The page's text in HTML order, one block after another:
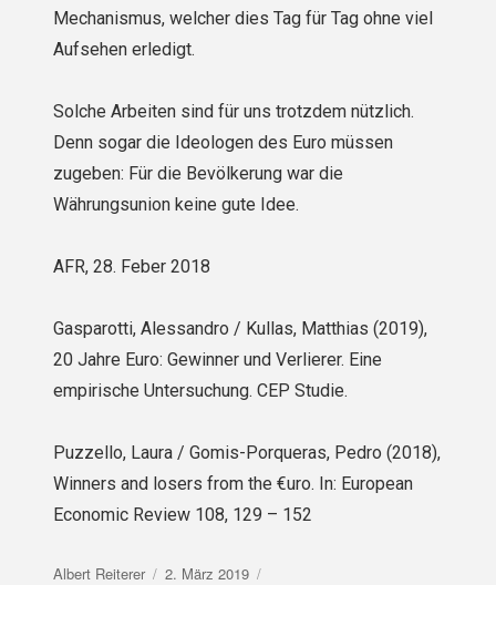
Mechanismus, welcher dies Tag für Tag ohne viel
Aufsehen erledigt.
Solche Arbeiten sind für uns trotzdem nützlich.
Denn sogar die Ideologen des Euro müssen
zugeben: Für die Bevölkerung war die
Währungsunion keine gute Idee.
AFR, 28. Feber 2018
Gasparotti, Alessandro / Kullas, Matthias (2019),
20 Jahre Euro: Gewinner und Verlierer. Eine
empirische Untersuchung. CEP Studie.
Puzzello, Laura / Gomis-Porqueras, Pedro (2018),
Winners and losers from the €uro. In: European
Economic Review 108, 129 – 152
Autor
Albert Reiterer
Veröffentlicht
2. März 2019